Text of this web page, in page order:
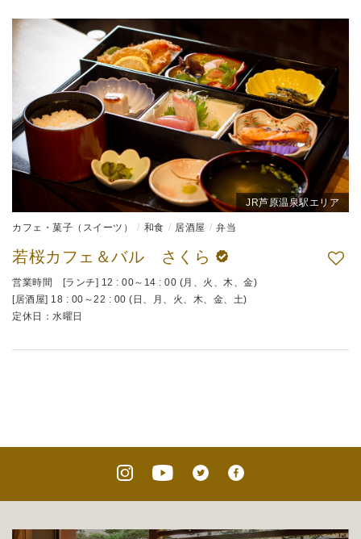
JR芦原温泉駅エリア
カフェ・菓子（スイーツ） 和食 居酒屋 弁当
若桜カフェ＆バル さくら
営業時間 [ランチ] 12 : 00～14 : 00 (月、火、木、金)
[居酒屋] 18 : 00～22 : 00 (日、月、火、木、金、土)
定休日：水曜日